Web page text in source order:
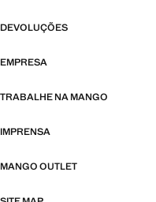
DEVOLUÇÕES
EMPRESA
TRABALHE NA MANGO
IMPRENSA
MANGO OUTLET